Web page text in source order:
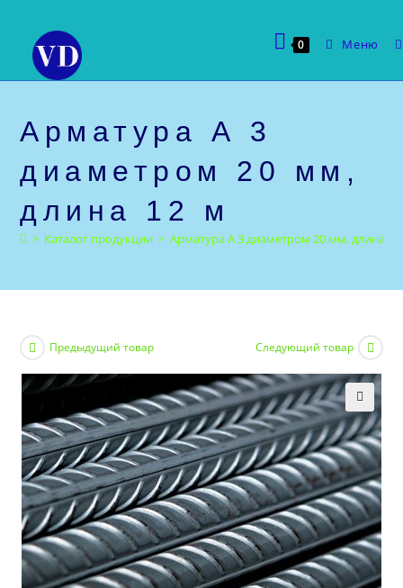
содержимому
0 Меню
Арматура А 3
диаметром 20 мм,
длина 12 м
> Каталог продукции > Арматура А 3 диаметром 20 мм, длина
Предыдущий товар Следующий товар